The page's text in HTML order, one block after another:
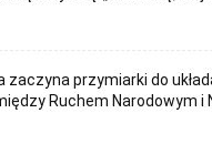
zaczyna przymiarki do
Ruchem Narodowym i